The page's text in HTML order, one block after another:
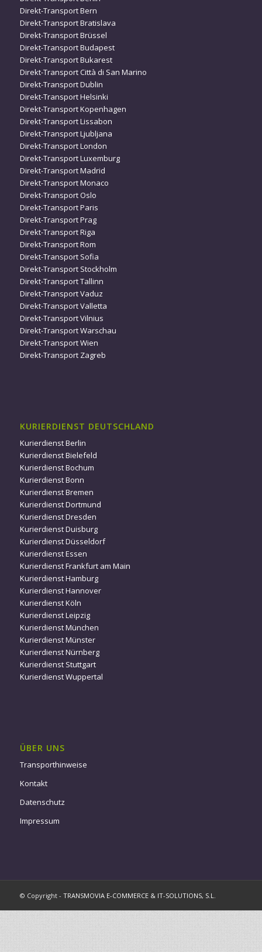
Direkt-Transport Bern
Direkt-Transport Bratislava
Direkt-Transport Brüssel
Direkt-Transport Budapest
Direkt-Transport Bukarest
Direkt-Transport Città di San Marino
Direkt-Transport Dublin
Direkt-Transport Helsinki
Direkt-Transport Kopenhagen
Direkt-Transport Lissabon
Direkt-Transport Ljubljana
Direkt-Transport London
Direkt-Transport Luxemburg
Direkt-Transport Madrid
Direkt-Transport Monaco
Direkt-Transport Oslo
Direkt-Transport Paris
Direkt-Transport Prag
Direkt-Transport Riga
Direkt-Transport Rom
Direkt-Transport Sofia
Direkt-Transport Stockholm
Direkt-Transport Tallinn
Direkt-Transport Vaduz
Direkt-Transport Valletta
Direkt-Transport Vilnius
Direkt-Transport Warschau
Direkt-Transport Wien
Direkt-Transport Zagreb
KURIERDIENST DEUTSCHLAND
Kurierdienst Berlin
Kurierdienst Bielefeld
Kurierdienst Bochum
Kurierdienst Bonn
Kurierdienst Bremen
Kurierdienst Dortmund
Kurierdienst Dresden
Kurierdienst Duisburg
Kurierdienst Düsseldorf
Kurierdienst Essen
Kurierdienst Frankfurt am Main
Kurierdienst Hamburg
Kurierdienst Hannover
Kurierdienst Köln
Kurierdienst Leipzig
Kurierdienst München
Kurierdienst Münster
Kurierdienst Nürnberg
Kurierdienst Stuttgart
Kurierdienst Wuppertal
ÜBER UNS
Transporthinweise
Kontakt
Datenschutz
Impressum
© Copyright - TRANSMOVIA E-COMMERCE & IT-SOLUTIONS, S.L.